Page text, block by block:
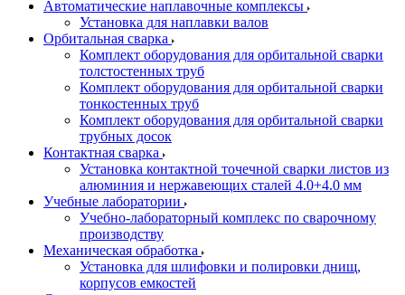
Автоматические наплавочные комплексы
Установка для наплавки валов
Орбитальная сварка
Комплект оборудования для орбитальной сварки
толстостенных труб
Комплект оборудования для орбитальной сварки
тонкостенных труб
Комплект оборудования для орбитальной сварки
трубных досок
Контактная сварка
Установка контактной точечной сварки листов из
алюминия и нержавеющих сталей 4.0+4.0 мм
Учебные лаборатории
Учебно-лабораторный комплекс по сварочному
производству
Механическая обработка
Установка для шлифовки и полировки днищ,
корпусов емкостей